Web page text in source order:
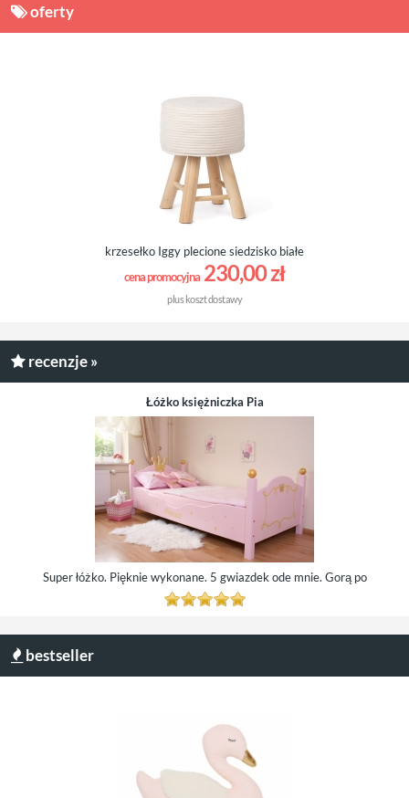
oferty
krzesełko Iggy plecione siedzisko białe
cena promocyjna 230,00 zł
pluskoszt dostawy
recenzje »
Łóżko księżniczka Pia
Super łóżko. Pięknie wykonane. 5 gwiazdek ode mnie. Gorą po
bestseller